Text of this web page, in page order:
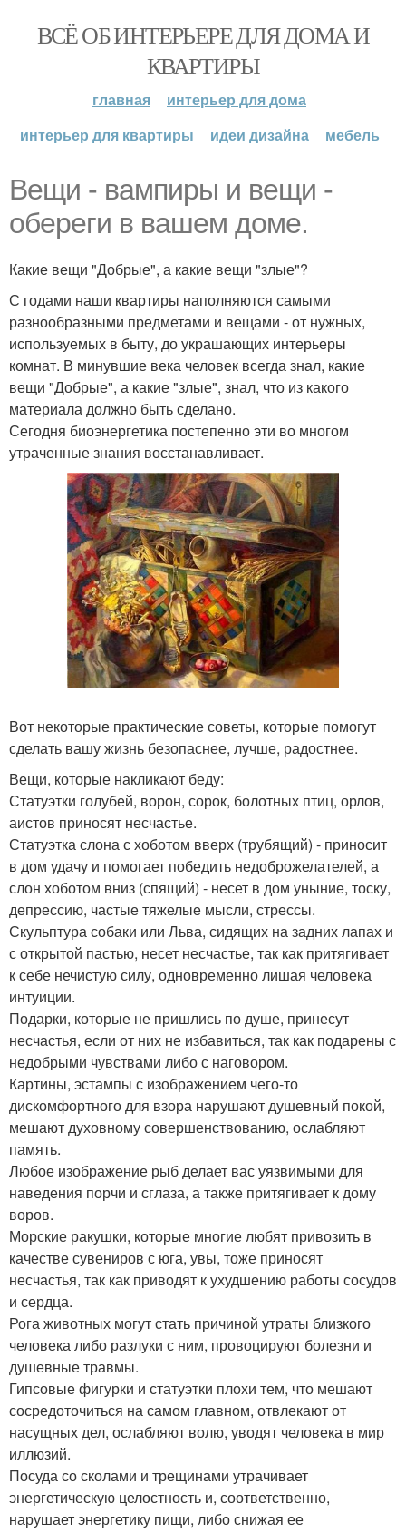
ВСЁ ОБ ИНТЕРЬЕРЕ ДЛЯ ДОМА И
КВАРТИРЫ
главная
интерьер для дома
интерьер для квартиры
идеи дизайна мебель
Вещи - вампиры и вещи -
обереги в вашем доме.
Какие вещи "Добрые", а какие вещи "злые"?
С годами наши квартиры наполняются самыми
разнообразными предметами и вещами - от нужных,
используемых в быту, до украшающих интерьеры
комнат. В минувшие века человек всегда знал, какие
вещи "Добрые", а какие "злые", знал, что из какого
материала должно быть сделано.
Сегодня биоэнергетика постепенно эти во многом
утраченные знания восстанавливает.
Вот некоторые практические советы, которые помогут
сделать вашу жизнь безопаснее, лучше, радостнее.
Вещи, которые накликают беду:
Статуэтки голубей, ворон, сорок, болотных птиц, орлов,
аистов приносят несчастье.
Статуэтка слона с хоботом вверх (трубящий) - приносит
в дом удачу и помогает победить недоброжелателей, а
слон хоботом вниз (спящий) - несет в дом уныние, тоску,
депрессию, частые тяжелые мысли, стрессы.
Скульптура собаки или Льва, сидящих на задних лапах и
с открытой пастью, несет несчастье, так как притягивает
к себе нечистую силу, одновременно лишая человека
интуиции.
Подарки, которые не пришлись по душе, принесут
несчастья, если от них не избавиться, так как подарены с
недобрыми чувствами либо с наговором.
Картины, эстампы с изображением чего-то
дискомфортного для взора нарушают душевный покой,
мешают духовному совершенствованию, ослабляют
память.
Любое изображение рыб делает вас уязвимыми для
наведения порчи и сглаза, а также притягивает к дому
воров.
Морские ракушки, которые многие любят привозить в
качестве сувениров с юга, увы, тоже приносят
несчастья, так как приводят к ухудшению работы сосудов
и сердца.
Рога животных могут стать причиной утраты близкого
человека либо разлуки с ним, провоцируют болезни и
душевные травмы.
Гипсовые фигурки и статуэтки плохи тем, что мешают
сосредоточиться на самом главном, отвлекают от
насущных дел, ослабляют волю, уводят человека в мир
иллюзий.
Посуда со сколами и трещинами утрачивает
энергетическую целостность и, соответственно,
нарушает энергетику пищи, либо снижая ее